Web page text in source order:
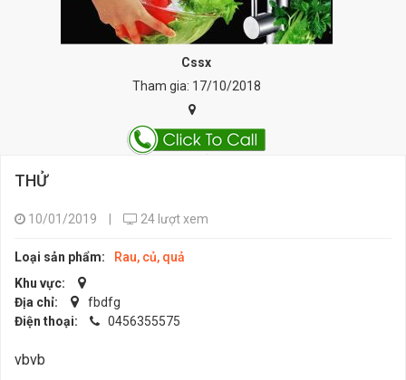
Cssx
Tham gia: 17/10/2018
THỬ
10/01/2019 24 lượt xem
Loại sản phẩm:
Rau, củ, quả
Khu vực:
Địa chỉ:
fbdfg
Điện thoại:
0456355575
vbvb